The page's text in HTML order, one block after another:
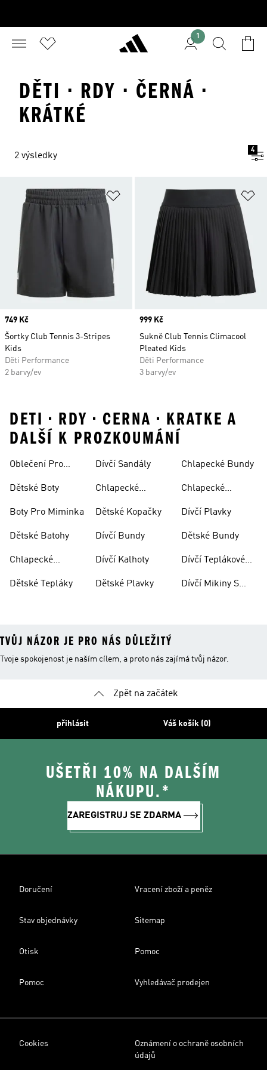
1
DĚTI · RDY · ČERNÁ ·
KRÁTKÉ
2 výsledky
4
Přidat do seznamu přání
Price
749 Kč
Šortky Club Tennis 3-Stripes
Kids
Děti Performance
2 barvy/ev
Price
999 Kč
Sukně Club Tennis Climacool
Pleated Kids
Děti Performance
3 barvy/ev
DETI • RDY • CERNA • KRATKE A
DALŠÍ K PROZKOUMÁNÍ
Oblečení Pro
Dětské Boty
Boty Pro Miminka
Dětské Batohy
Chlapecké
Dětské Tepláky
Dívčí Sandály
Chlapecké
Dětské Kopačky
Dívčí Bundy
Dívčí Kalhoty
Dětské Plavky
Chlapecké Bundy
Chlapecké
Soupravy
Dívčí Plavky
Dětské Bundy
Dívčí Teplákové
Dívčí Mikiny S
TVŮJ NÁZOR JE PRO NÁS DŮLEŽITÝ
Tvoje spokojenost je naším cílem, a proto nás zajímá tvůj názor.
Zpět na začátek
přihlásit Váš košík (0)
UŠETŘI 10% NA DALŠÍM
NÁKUPU.*
ZAREGISTRUJ SE ZDARMA
Doručení Vracení zboží a peněz
Stav objednávky Sitemap
Otisk Pomoc
Pomoc Vyhledávač prodejen
Cookies
Oznámení o ochraně osobních
údajů